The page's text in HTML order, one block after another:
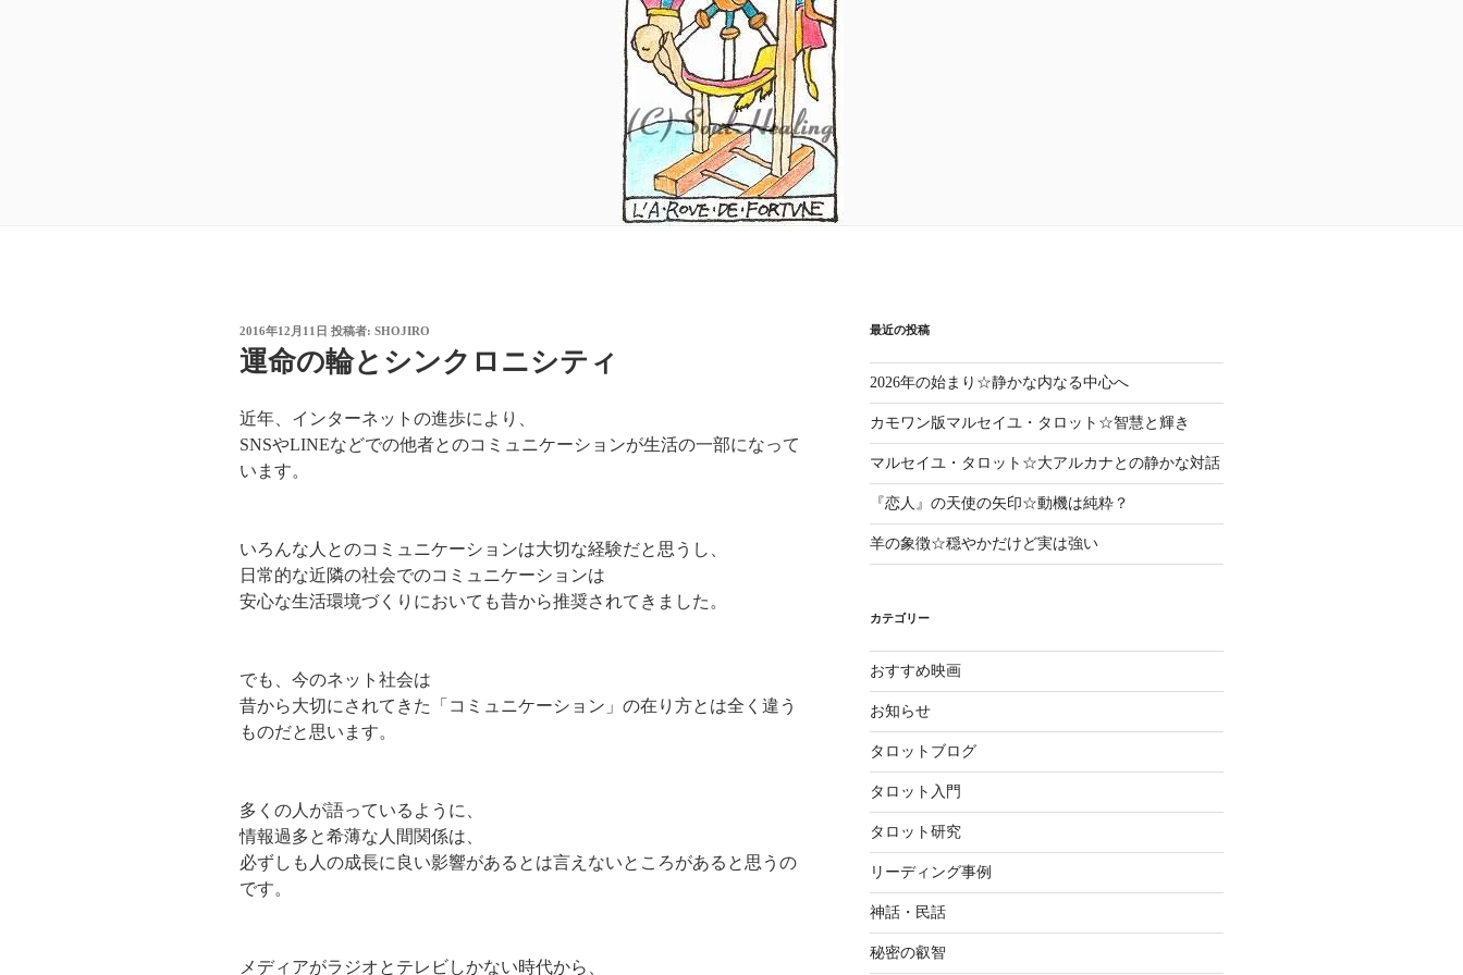
投
稿
日:
2016年12月11日 投稿者: SHOJIRO
運命の輪とシンクロニシティ
近年、インターネットの進歩により、
SNSやLINEなどでの他者とのコミュニケーションが生活の一部になって
います。
いろんな人とのコミュニケーションは大切な経験だと思うし、
日常的な近隣の社会でのコミュニケーションは
安心な生活環境づくりにおいても昔から推奨されてきました。
でも、今のネット社会は
昔から大切にされてきた「コミュニケーション」の在り方とは全く違う
ものだと思います。
多くの人が語っているように、
情報過多と希薄な人間関係は、
必ずしも人の成長に良い影響があるとは言えないところがあると思うの
です。
メディアがラジオとテレビしかない時代から、
最近の投稿
2026年の始まり☆静かな内なる中心へ
カモワン版マルセイユ・タロット☆智慧と輝き
マルセイユ・タロット☆大アルカナとの静かな対話
『恋人』の天使の矢印☆動機は純粋？
羊の象徴☆穏やかだけど実は強い
カテゴリー
おすすめ映画
お知らせ
タロットブログ
タロット入門
タロット研究
リーディング事例
神話・民話
秘密の叡智